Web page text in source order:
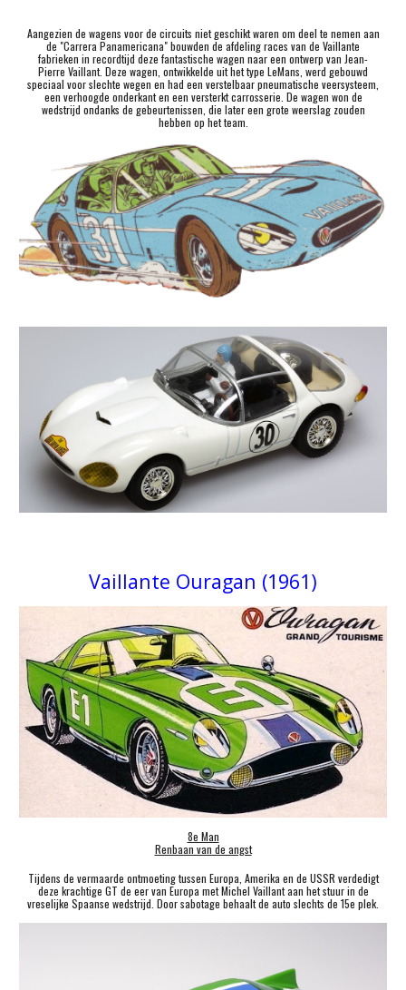
Aangezien de wagens voor de circuits niet geschikt waren om deel te nemen aan
de "Carrera Panamericana" bouwden de afdeling races van de Vaillante
fabrieken in recordtijd deze fantastische wagen naar een ontwerp van Jean-
Pierre Vaillant. Deze wagen, ontwikkelde uit het type LeMans, werd gebouwd
speciaal voor slechte wegen en had een verstelbaar pneumatische veersysteem,
een verhoogde onderkant en een versterkt carrosserie. De wagen won de
wedstrijd ondanks de gebeurtenissen, die later een grote weerslag zouden
hebben op het team.
Vaillante Ouragan (1961)
8e Man
Renbaan van de angst
Tijdens de vermaarde ontmoeting tussen Europa, Amerika en de USSR verdedigt
deze krachtige GT de eer van Europa met Michel Vaillant aan het stuur in de
vreselijke Spaanse wedstrijd. Door sabotage behaalt de auto slechts de 15e plek.